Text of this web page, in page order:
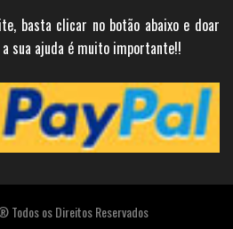
basta clicar no botão abaixo e doar
sua ajuda é muito importante!!
Todos os Direitos Reservados